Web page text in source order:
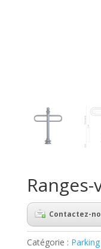
Contactez-
Catégorie :